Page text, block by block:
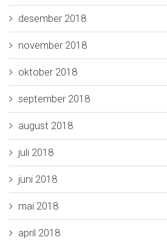
desember 2018
november 2018
oktober 2018
september 2018
august 2018
juli 2018
juni 2018
mai 2018
april 2018